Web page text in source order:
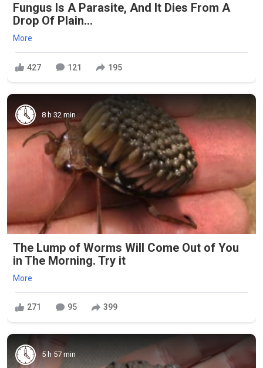
Fungus Is A Parasite, And It Dies From A
Drop Of Plain...
More
427 121 195
8 h 32 min
The Lump of Worms Will Come Out of You
in The Morning. Try it
More
271 95 399
5 h 57 min